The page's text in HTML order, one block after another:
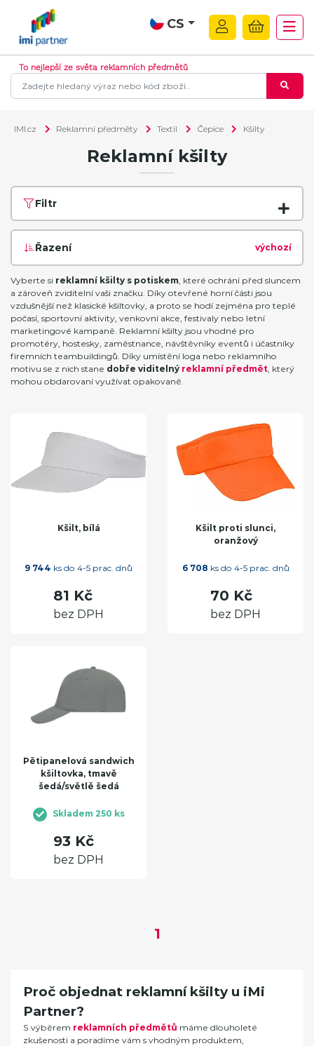
CS
To nejlepší ze světa reklamních předmětů
IMI.cz Reklamní předměty Textil Čepice Kšilty
Reklamní kšilty
Filtr
Řazení výchozí
Vyberte si reklamní kšilty s potiskem , které ochrání před sluncem
a zároveň zviditelní vaši značku. Díky otevřené horní části jsou
vzdušnější než klasické kšiltovky, a proto se hodí zejména pro teplé
počasí, sportovní aktivity, venkovní akce, festivaly nebo letní
marketingové kampaně. Reklamní kšilty jsou vhodné pro
promotéry, hostesky, zaměstnance, návštěvníky eventů i účastníky
firemních teambuildingů. Díky umístění loga nebo reklamního
motivu se z nich stane dobře viditelný reklamní předmět , který
mohou obdarovaní využívat opakovaně.
Kšilt, bílá
9 744 ks do 4-5 prac. dnů
81 Kč
bez DPH
Kšilt proti slunci,
oranžový
6 708 ks do 4-5 prac. dnů
70 Kč
bez DPH
Pětipanelová sandwich
kšiltovka, tmavě
šedá/světlě šedá
Skladem 250 ks
93 Kč
bez DPH
1
Proč objednat reklamní kšilty u iMi
Partner?
S výběrem reklamních předmětů máme dlouholeté
zkušenosti a poradíme vám s vhodným produktem,